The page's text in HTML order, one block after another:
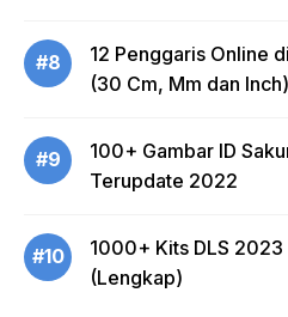
#8
12 Penggaris Online
(30 Cm, Mm dan Inch)
#9
100+ Gambar ID
Terupdate 2022
#10
1000+ Kits DLS
(Lengkap)